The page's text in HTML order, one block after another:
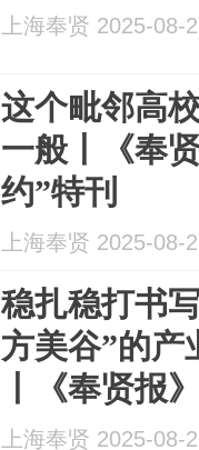
上海奉贤 2025-08-
这个毗邻高
一般丨《奉
约”特刊
上海奉贤 2025-08-
稳扎稳打书
方美谷”的产
丨《奉贤报
上海奉贤 2025-08-